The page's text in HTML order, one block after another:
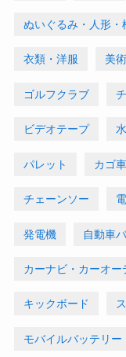
ぬいぐるみ・人形・
衣類・洋服 美
ゴルフクラブ
ビデオテープ
パレット カゴ車
チェーンソー
発電機 自動車
カーナビ・カーオー
キックボード
モバイルバッテリー